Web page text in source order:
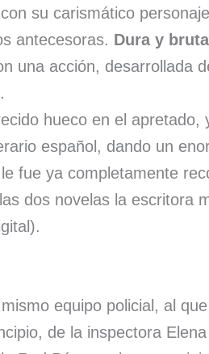
su carismático
antecesoras. Dura y
una acción, desarrollada
hueco en el apretado,
español, dando un
fue ya completamente
dos novelas la escritora
equipo policial, al
de la inspectora